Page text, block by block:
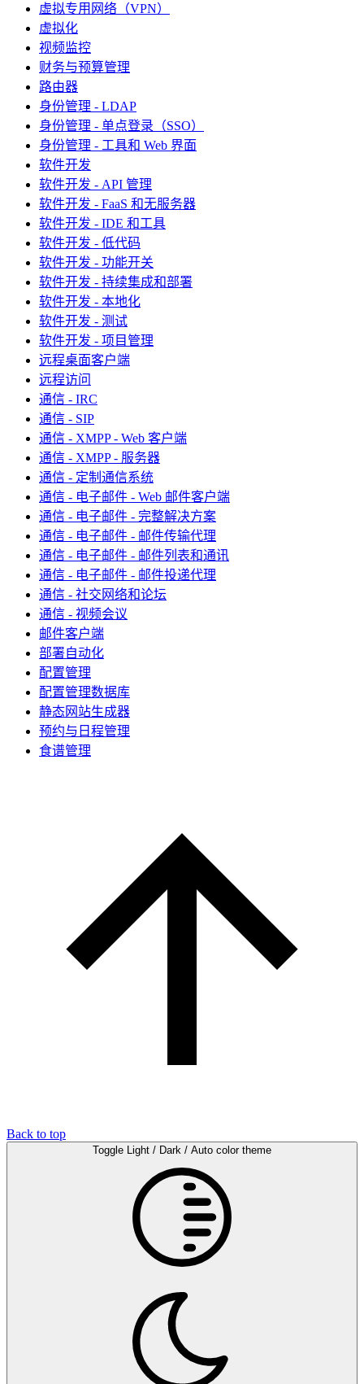
虚拟专用网络（VPN）
虚拟化
视频监控
财务与预算管理
路由器
身份管理 - LDAP
身份管理 - 单点登录（SSO）
身份管理 - 工具和 Web 界面
软件开发
软件开发 - API 管理
软件开发 - FaaS 和无服务器
软件开发 - IDE 和工具
软件开发 - 低代码
软件开发 - 功能开关
软件开发 - 持续集成和部署
软件开发 - 本地化
软件开发 - 测试
软件开发 - 项目管理
远程桌面客户端
远程访问
通信 - IRC
通信 - SIP
通信 - XMPP - Web 客户端
通信 - XMPP - 服务器
通信 - 定制通信系统
通信 - 电子邮件 - Web 邮件客户端
通信 - 电子邮件 - 完整解决方案
通信 - 电子邮件 - 邮件传输代理
通信 - 电子邮件 - 邮件列表和通讯
通信 - 电子邮件 - 邮件投递代理
通信 - 社交网络和论坛
通信 - 视频会议
邮件客户端
部署自动化
配置管理
配置管理数据库
静态网站生成器
预约与日程管理
食谱管理
Back to top
Toggle Light / Dark / Auto color theme